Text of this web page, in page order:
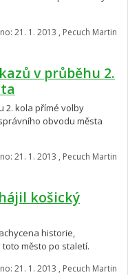
21. 1. 2013 , Pecuch Martin
v průběhu 2.
2. kola přímé volby
obvodu města
21. 1. 2013 , Pecuch Martin
košický
historie,
město po staletí.
21. 1. 2013 , Pecuch Martin